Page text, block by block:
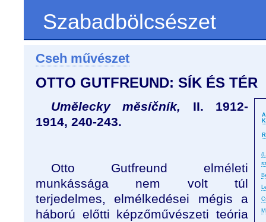
Szabadbölcsészet
Cseh művészet
OTTO GUTFREUND: SÍK ÉS TÉR
Umĕlecky mĕsíčník,
II. 1912-
1914, 240-243.
Otto Gutfreund elméleti
munkássága nem volt túl
terjedelmes, elmélkedései mégis a
háború előtti képzőművészeti teória